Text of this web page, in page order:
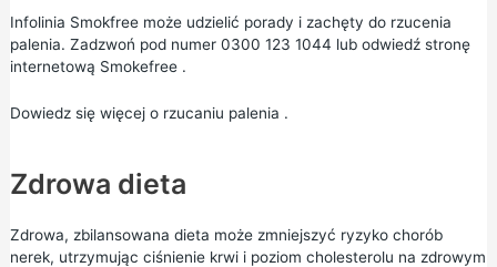
Infolinia Smokfree może udzielić porady i zachęty do rzucenia
palenia. Zadzwoń pod numer 0300 123 1044 lub odwiedź stronę
internetową Smokefree.
Dowiedz się więcej o rzucaniu palenia .
Zdrowa dieta
Zdrowa, zbilansowana dieta może zmniejszyć ryzyko chorób
nerek, utrzymując ciśnienie krwi i poziom cholesterolu na zdrowym